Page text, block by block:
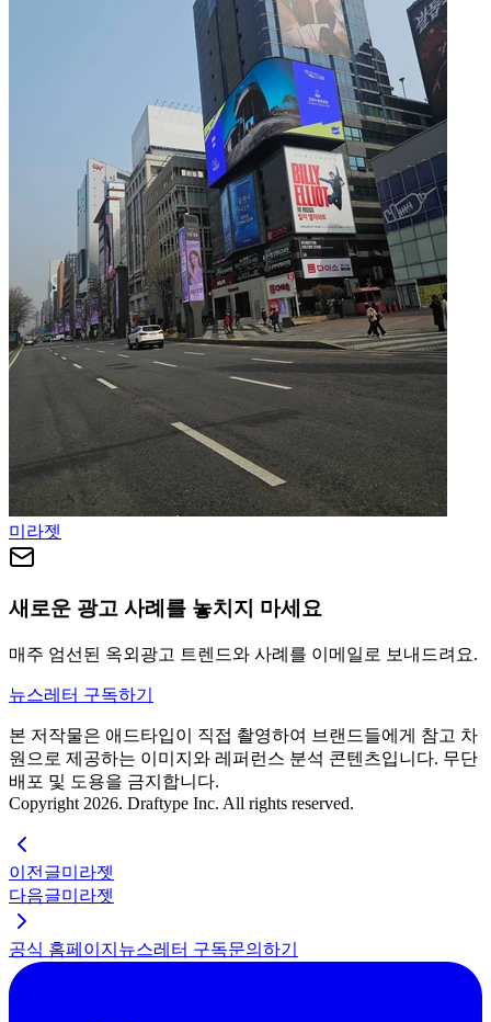
미라젯
새로운 광고 사례를 놓치지 마세요
매주 엄선된 옥외광고 트렌드와 사례를 이메일로 보내드려요.
뉴스레터 구독하기
본 저작물은 애드타입이 직접 촬영하여 브랜드들에게 참고 차
원으로 제공하는 이미지와 레퍼런스 분석 콘텐츠입니다. 무단
배포 및 도용을 금지합니다.
Copyright 2026. Draftype Inc. All rights reserved.
이전글미라젯
다음글미라젯
공식 홈페이지 뉴스레터 구독문의하기